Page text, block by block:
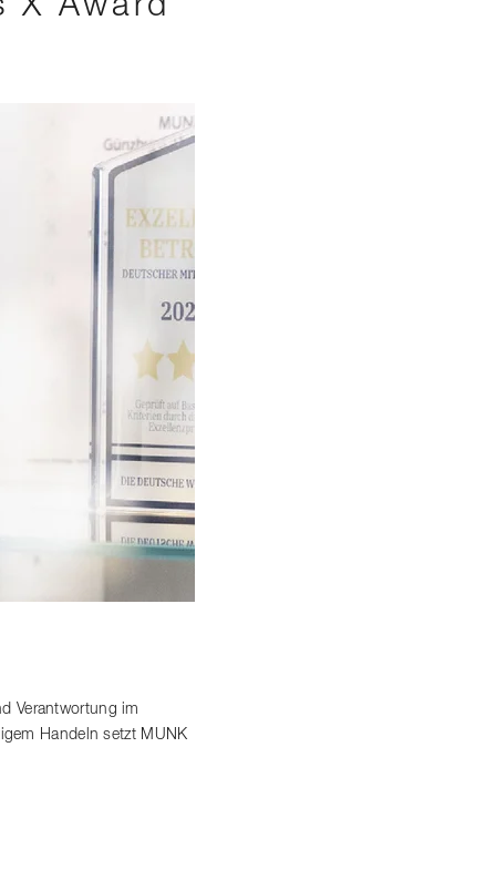
Verantwortung im
Handeln setzt MUNK